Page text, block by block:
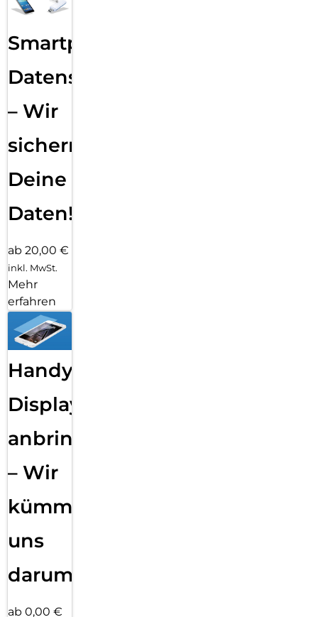
Smartphone
Datensicherung
– Wir
sichern
Deine
Daten!
ab 20,00 €
inkl. MwSt.
Mehr
erfahren
Handy
Displayfolie
anbringen
– Wir
kümmern
uns
darum!
ab 0,00 €